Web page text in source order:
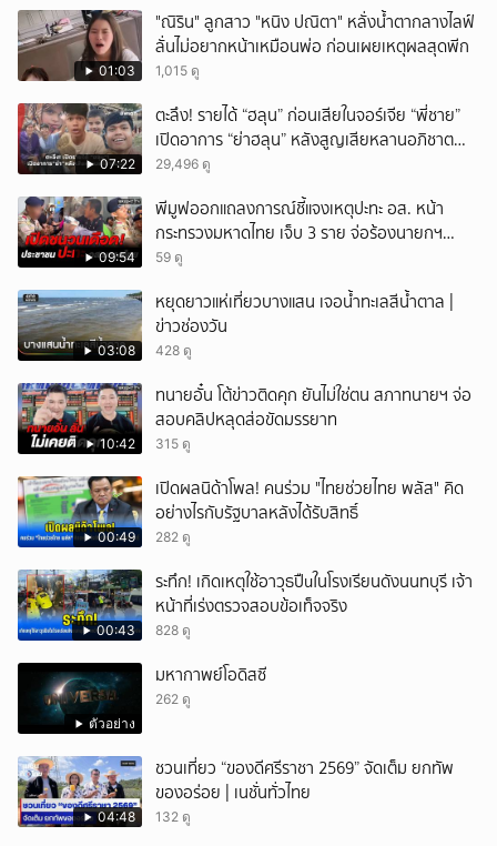
01:03
"ณิริน" ลูกสาว "หนิง ปณิตา" หลั่งน้ำตากลางไลฟ์
ลั่นไม่อยากหน้าเหมือนพ่อ ก่อนเผยเหตุผลสุดพีก
1,015 ดู
07:22
ตะลึง! รายได้ “ฮลุน” ก่อนเสียในจอร์เจีย “พี่ชาย”
เปิดอาการ “ย่าฮลุน” หลังสูญเสียหลานอภิชาต
บุตร!
29,496 ดู
09:54
พีมูฟออกแถลงการณ์ชี้แจงเหตุปะทะ อส. หน้า
กระทรวงมหาดไทย เจ็บ 3 ราย จ่อร้องนายกฯ
ตรวจสอบ
59 ดู
03:08
หยุดยาวแห่เที่ยวบางแสน เจอน้ำทะเลสีน้ำตาล |
ข่าวช่องวัน
428 ดู
10:42
ทนายอั๋น โต้ข่าวติดคุก ยันไม่ใช่ตน สภาทนายฯ จ่อ
สอบคลิปหลุดส่อขัดมรรยาท
315 ดู
00:49
เปิดผลนิด้าโพล! คนร่วม "ไทยช่วยไทย พลัส" คิด
อย่างไรกับรัฐบาลหลังได้รับสิทธิ์
282 ดู
00:43
ระทึก! เกิดเหตุใช้อาวุธปืuในโรงเรียนดังนนทบุรี เจ้า
หน้าที่เร่งตรวจสอบข้อเท็จจริง
828 ดู
ตัวอย่าง
มหากาพย์โอดิสซี
262 ดู
04:48
ชวนเที่ยว “ของดีศรีราชา 2569” จัดเต็ม ยกทัพ
ของอร่อย | เนชั่นทั่วไทย
132 ดู